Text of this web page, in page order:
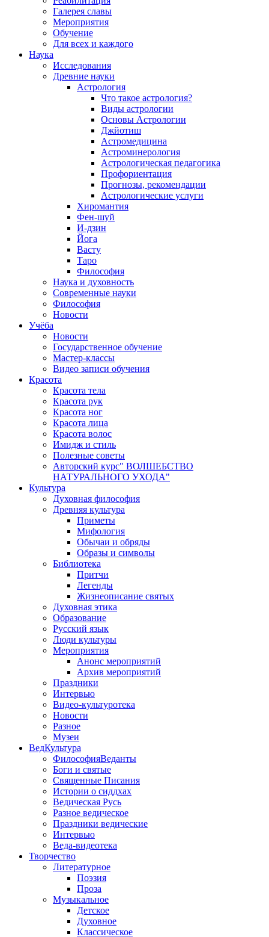
Галерея славы
Мероприятия
Обучение
Для всех и каждого
Наука
Исследования
Древние науки
Астрология
Что такое астрология?
Виды астрологии
Основы Астрологии
Джйотиш
Астромедицина
Астроминерология
Астрологическая педагогика
Профориентация
Прогнозы, рекомендации
Астрологические услуги
Хиромантия
Фен-шуй
И-дзин
Йога
Васту
Таро
Философия
Наука и духовность
Современные науки
Философия
Новости
Учёба
Новости
Государственное обучение
Мастер-классы
Видео записи обучения
Красота
Красота тела
Красота рук
Красота ног
Красота лица
Красота волос
Имидж и стиль
Полезные советы
Авторский курс" ВОЛШЕБСТВО
НАТУРАЛЬНОГО УХОДА"
Культура
Духовная философия
Древняя культура
Приметы
Мифология
Обычаи и обряды
Образы и символы
Библиотека
Притчи
Легенды
Жизнеописание святых
Духовная этика
Образование
Русский язык
Люди культуры
Мероприятия
Анонс мероприятий
Архив мероприятий
Праздники
Интервью
Видео-культуротека
Новости
Разное
Музеи
ВедКультура
ФилософияВеданты
Боги и святые
Священные Писания
Истории о сиддхах
Ведическая Русь
Разное ведическое
Праздники ведические
Интервью
Веда-видеотека
Творчество
Литературное
Поэзия
Проза
Музыкальное
Детское
Духовное
Классическое